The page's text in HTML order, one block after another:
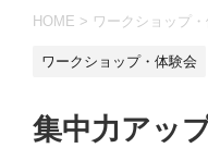
HOME > ワークショップ
ワークショップ・体験会
集中力アッ